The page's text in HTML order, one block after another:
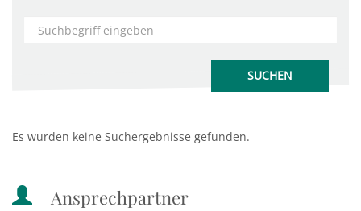
Es wurden keine Suchergebnisse gefunden.
Ansprechpartner